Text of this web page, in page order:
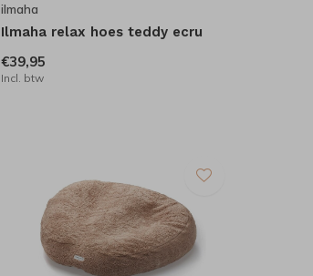
ilmaha
Ilmaha relax hoes teddy ecru
€39,95
Incl. btw